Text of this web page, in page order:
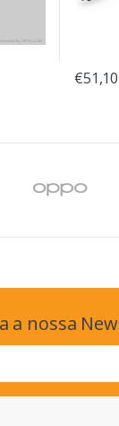
€51,10
a nossa